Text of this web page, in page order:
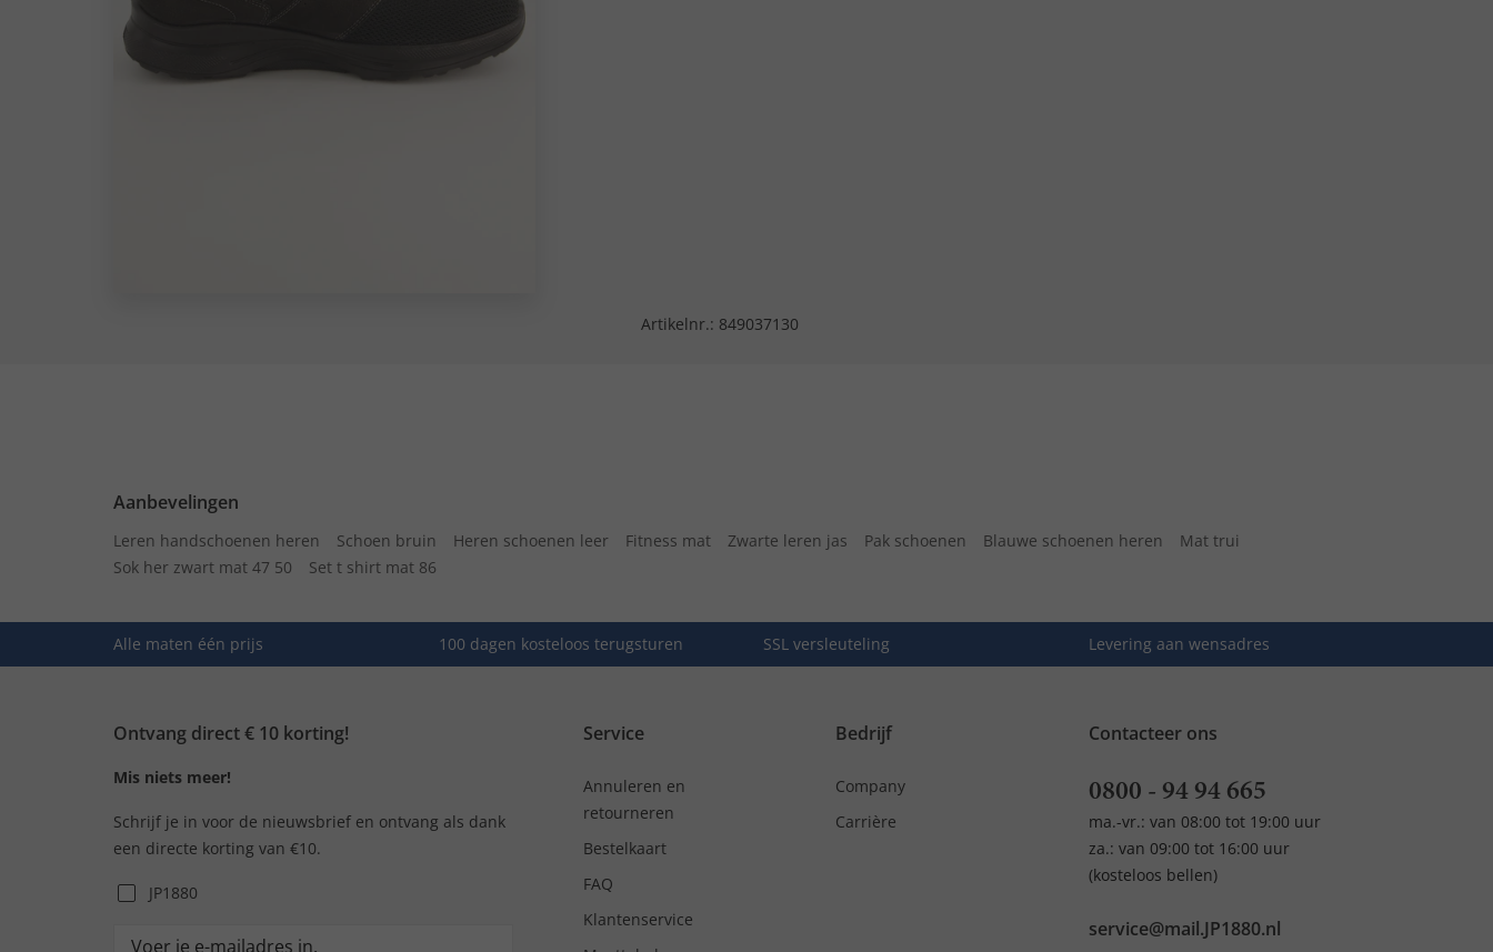
Artikelnr.: 849037130
Aanbevelingen
Leren handschoenen heren Schoen bruin Heren schoenen leer Fitness mat Zwarte leren jas Pak schoenen Blauwe schoenen heren
Mat trui
Sok her zwart mat 47 50
Set t shirt mat 86
Alle maten één prijs 100 dagen kosteloos terugsturen SSL versleuteling Levering aan wensadres
Ontvang direct € 10 korting!
Mis niets meer!
Schrijf je in voor de nieuwsbrief en ontvang als dank
een directe korting van €10.
JP1880
Service
Annuleren en
retourneren
Bestelkaart
FAQ
Klantenservice
Bedrijf
Company
Carrière
Contacteer ons
0800 - 94 94 665
ma.-vr.: van 08:00 tot 19:00 uur
za.: van 09:00 tot 16:00 uur
(kosteloos bellen)
service@mail.JP1880.nl